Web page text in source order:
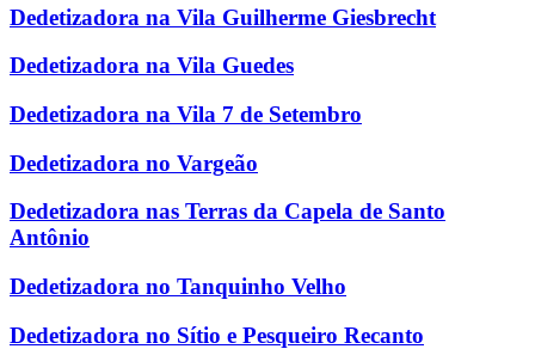
Dedetizadora na Vila Guilherme Giesbrecht
Dedetizadora na Vila Guedes
Dedetizadora na Vila 7 de Setembro
Dedetizadora no Vargeão
Dedetizadora nas Terras da Capela de Santo
Antônio
Dedetizadora no Tanquinho Velho
Dedetizadora no Sítio e Pesqueiro Recanto